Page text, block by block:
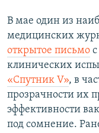
В мае один из
медицинских
открытое письмо
клинических
«Спутник V», в
прозрачности их
эффективности
под сомнение.